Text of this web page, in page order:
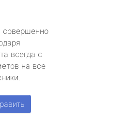
совершенно
всегда с
на все